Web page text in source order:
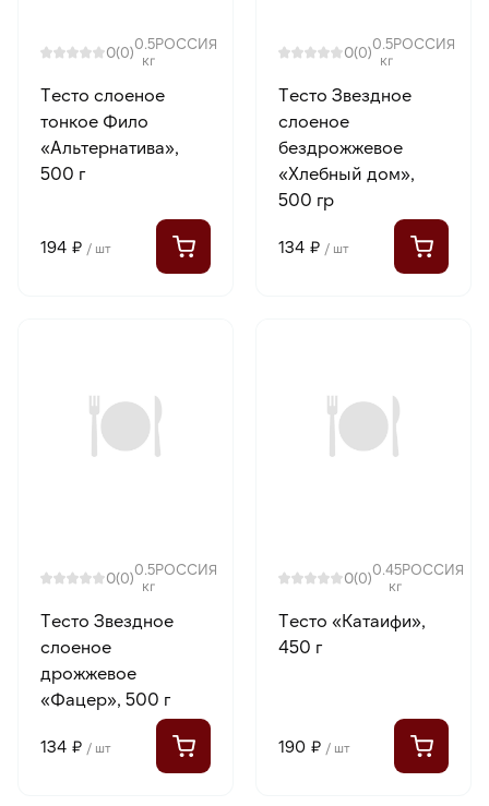
0(0)0.5
кг
РОССИЯ
Тесто слоеное
тонкое Фило
«Альтернатива»,
500 г
194 ₽ / шт
0(0)0.5
кг
РОССИЯ
Тесто Звездное
слоеное
бездрожжевое
«Хлебный дом»,
500 гр
134 ₽ / шт
0(0)0.5
кг
РОССИЯ
Тесто Звездное
слоеное
дрожжевое
«Фацер», 500 г
134 ₽ / шт
0(0)0.45
кг
РОССИЯ
Тесто «Катаифи»,
450 г
190 ₽ / шт